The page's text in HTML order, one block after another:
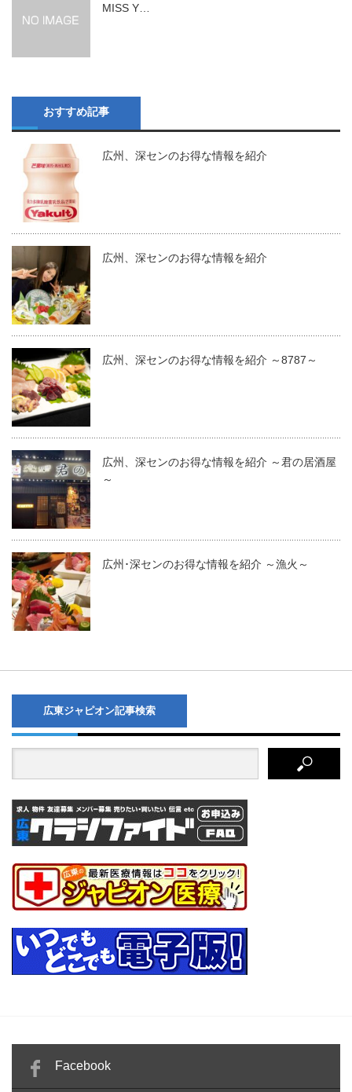
MISS Y…
おすすめ記事
広州、深センのお得な情報を紹介
広州、深センのお得な情報を紹介
広州、深センのお得な情報を紹介 ～8787～
広州、深センのお得な情報を紹介 ～君の居酒屋
～
広州･深センのお得な情報を紹介 ～漁火～
広東ジャピオン記事検索
Facebook